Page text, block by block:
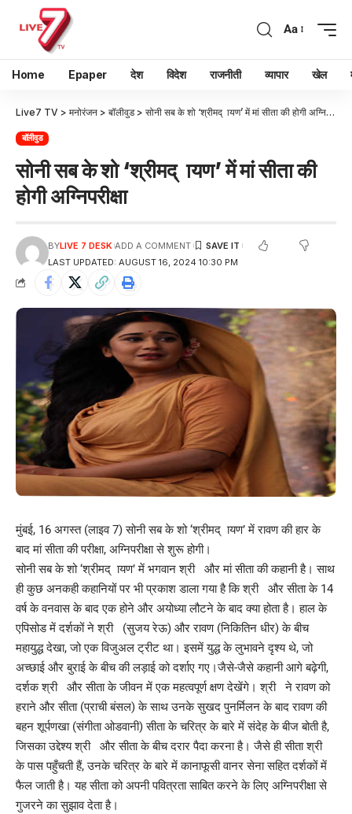
Aa
Home Epaper देश विदेश राजनीती व्यापार खेल
Live7 TV > मनोरंजन > बॉलीवुड> सोनी सब के शो ‘श्रीमद् ायण’ में मां सीता की होगी अग्निपरीक्षा
बॉलीवुड
सोनी सब के शो ‘श्रीमद् ायण’ में मां सीता की
होगी अग्निपरीक्षा
LAST UPDATED: AUGUST 16, 2024 10:30 PM
BYLIVE 7 DESK ADD A COMMENT
मुंबई, 16 अगस्त (लाइव 7) सोनी सब के शो ‘श्रीमद् ायण’ में रावण की हार के
बाद मां सीता की परीक्षा, अग्निपरीक्षा से शुरू होगी।
सोनी सब के शो ‘श्रीमद् ायण’ में भगवान श्री और मां सीता की कहानी है। साथ
ही कुछ अनकही कहानियों पर भी प्रकाश डाला गया है कि श्री और सीता के 14
वर्ष के वनवास के बाद एक होने और अयोध्या लौटने के बाद क्या होता है। हाल के
एपिसोड में दर्शकों ने श्री (सुजय रेऊ) और रावण (निकितिन धीर) के बीच
महायुद्ध देखा, जो एक विजुअल ट्रीट था। इसमें युद्ध के लुभावने दृश्य थे, जो
अच्छाई और बुराई के बीच की लड़ाई को दर्शाए गए।जैसे-जैसे कहानी आगे बढ़ेगी,
दर्शक श्री और सीता के जीवन में एक महत्वपूर्ण क्षण देखेंगे। श्री ने रावण को
हराने और सीता (प्राची बंसल) के साथ उनके सुखद पुनर्मिलन के बाद रावण की
बहन शूर्पणखा (संगीता ओडवानी) सीता के चरित्र के बारे में संदेह के बीज बोती है,
जिसका उद्देश्य श्री और सीता के बीच दरार पैदा करना है। जैसे ही सीता श्री
के पास पहुँचती हैं, उनके चरित्र के बारे में कानाफूसी वानर सेना सहित दर्शकों में
फैल जाती है। यह सीता को अपनी पवित्रता साबित करने के लिए अग्निपरीक्षा से
गुजरने का सुझाव देता है।